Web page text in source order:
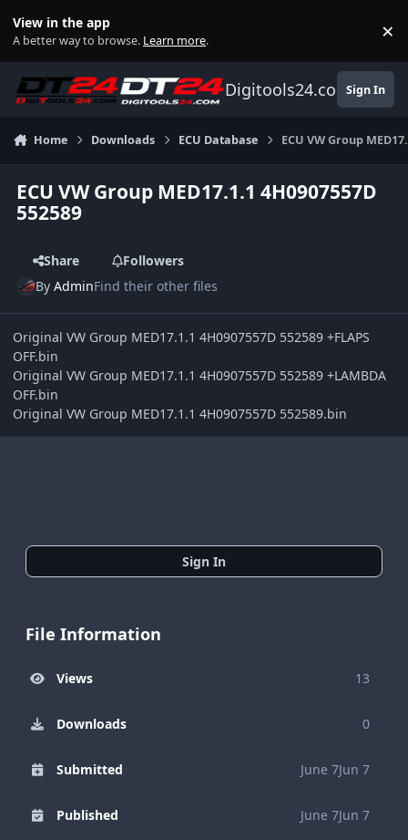
View in the app
A better way to browse. Learn more. ×
Digitools24.comSign In
Home Downloads ECU Database ECU VW Group
ECU VW Group MED17.1.1 4H0907557D
552589
Share
Followers
ByAdminFind their other files
Original VW Group MED17.1.1 4H0907557D 552589 +FLAPS
OFF.bin
Original VW Group MED17.1.1 4H0907557D 552589 +LAMBDA
OFF.bin
Original VW Group MED17.1.1 4H0907557D 552589.bin
Sign In
File Information
Views 13
Downloads 0
Submitted June 7Jun 7
Published June 7Jun 7